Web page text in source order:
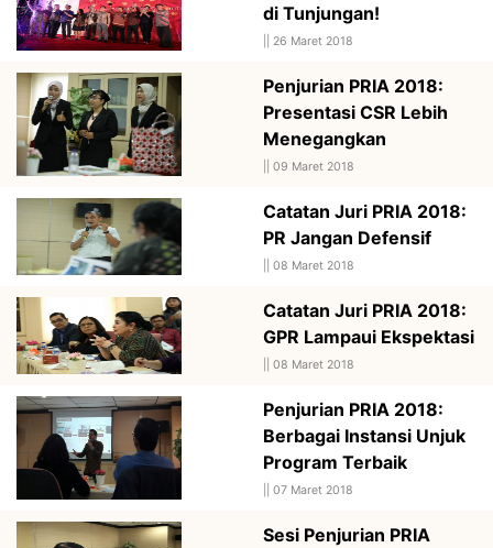
di Tunjungan!
26 Maret 2018
Penjurian PRIA 2018:
Presentasi CSR Lebih
Menegangkan
09 Maret 2018
Catatan Juri PRIA 2018:
PR Jangan Defensif
08 Maret 2018
Catatan Juri PRIA 2018:
GPR Lampaui Ekspektasi
08 Maret 2018
Penjurian PRIA 2018:
Berbagai Instansi Unjuk
Program Terbaik
07 Maret 2018
Sesi Penjurian PRIA